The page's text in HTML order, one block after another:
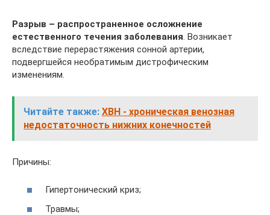
Разрыв – распространенное осложнение
естественного течения заболевания . Возникает
вследствие перерастяжения сонной артерии,
подвергшейся необратимым дистрофическим
изменениям.
Читайте также: ХВН - хроническая венозная
недостаточность нижних конечностей
Причины:
Гипертонический криз;
Травмы;